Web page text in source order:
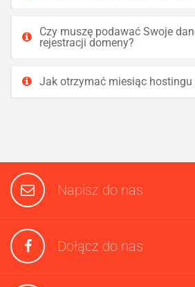
Czy muszę podawać Swoje
rejestracji domeny?
Jak otrzymać miesiąc hostingu
Napisz do nas
Dołącz do nas